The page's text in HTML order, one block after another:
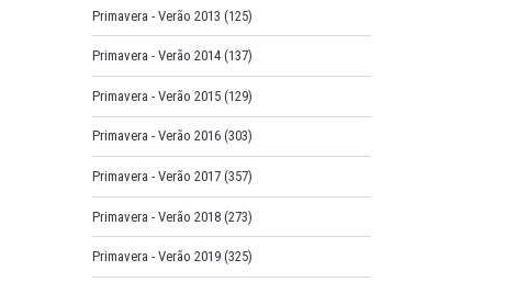
Primavera - Verão 2013 (125)
Primavera - Verão 2014 (137)
Primavera - Verão 2015 (129)
Primavera - Verão 2016 (303)
Primavera - Verão 2017 (357)
Primavera - Verão 2018 (273)
Primavera - Verão 2019 (325)